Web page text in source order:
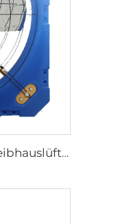
1,2m Rinderstall Ventilation Treibhauslüfter Milchvieh Abgase Lüfter Kuhstall Abgase